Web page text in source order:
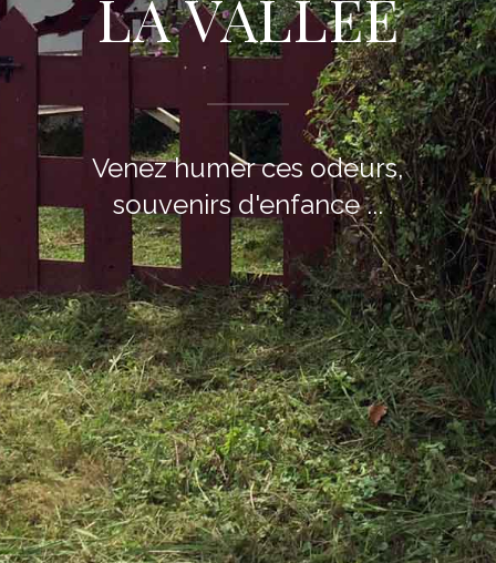
LA VALLÉE
Venez humer ces odeurs,
souvenirs d'enfance ...